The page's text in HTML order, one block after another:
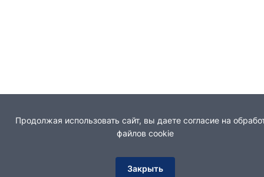
Продолжая использовать сайт, вы даете согласие на
файлов cookie
Закрыть